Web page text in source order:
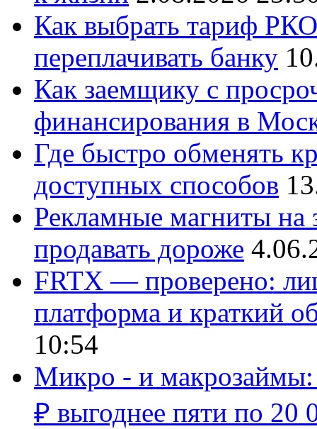
Как выбрать тариф
переплачивать банку
Как заемщику с
финансирования в
Где быстро обменять
доступных способов
Рекламные магниты на
продавать дороже
FRTX — проверено:
платформа и краткий
10:54
Микро - и макрозаймы:
₽ выгоднее пяти по 20